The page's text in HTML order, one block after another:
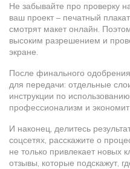
Не забывайте про проверку
ваш проект – печатный
смотрят макет онлайн.
высоким разрешением и
экране.
После финального
для передачи: отдельные
инструкции по
профессионализм и
И наконец, делитесь
соцсетях, расскажите о
не только привлекает новых
отзывы, которые подскажут,